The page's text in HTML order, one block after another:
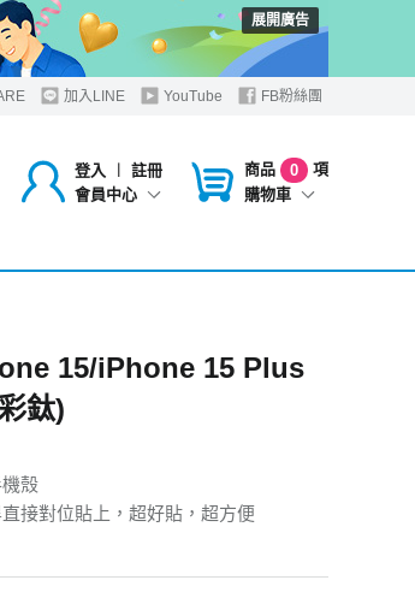
展開廣告
加入LINE YouTube FB粉絲團
登入 ︱
註冊
會員中心
商品 0
項
購物車
15/iPhone 15 Plus
鈦)
殼
接對位貼上，超好貼，超方便